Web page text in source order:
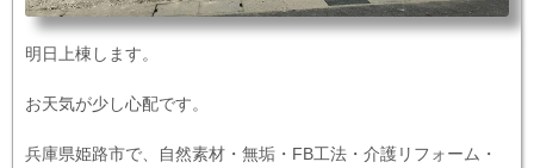
明日上棟します。
お天気が少し心配です。
兵庫県姫路市で、自然素材・無垢・FB工法・介護リフォーム・